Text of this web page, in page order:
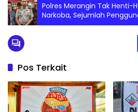
Polres Merangin Tak Henti-
Narkoba, Sejumlah
di Ciduk
Pos Terkait